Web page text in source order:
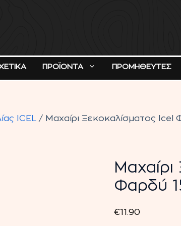
ΠΡΟΪΟΝΤΑ ΠΡΟΜΗΘΕΥΤΕΣ
ICEL / Μαχαίρι Ξεκοκαλίσματος Icel
Μαχαίρι
Φαρδύ
€11.90